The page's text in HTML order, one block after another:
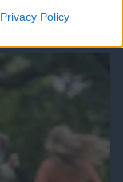
Privacy Policy